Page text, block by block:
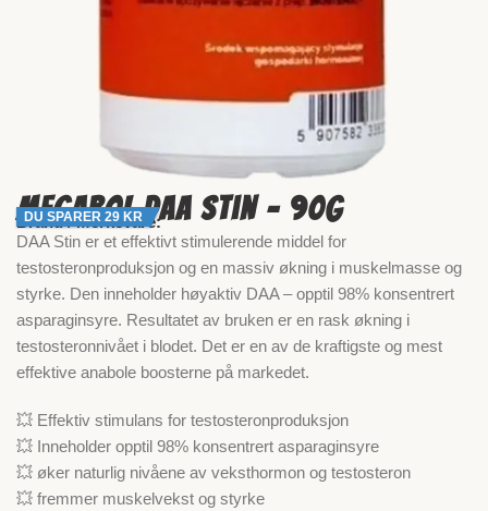
Brand / Merkevare:
Megabol DAA Stin – 90g
DU SPARER 29 KR
DAA Stin er et effektivt stimulerende middel for
testosteronproduksjon og en massiv økning i muskelmasse og
styrke. Den inneholder høyaktiv DAA – opptil 98% konsentrert
asparaginsyre. Resultatet av bruken er en rask økning i
testosteronnivået i blodet. Det er en av de kraftigste og mest
effektive anabole boosterne på markedet.
💥 Effektiv stimulans for testosteronproduksjon
💥 Inneholder opptil 98% konsentrert asparaginsyre
💥 øker naturlig nivåene av veksthormon og testosteron
💥 fremmer muskelvekst og styrke